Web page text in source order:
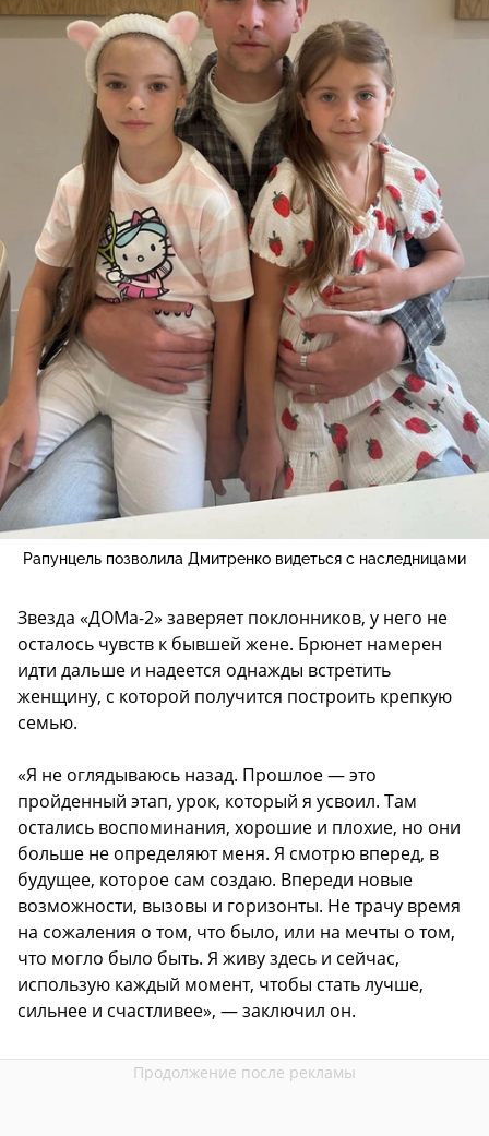
Рапунцель позволила Дмитренко видеться с наследницами
Звезда «ДОМа-2» заверяет поклонников, у него не
осталось чувств к бывшей жене. Брюнет намерен
идти дальше и надеется однажды встретить
женщину, с которой получится построить крепкую
семью.
«Я не оглядываюсь назад. Прошлое — это
пройденный этап, урок, который я усвоил. Там
остались воспоминания, хорошие и плохие, но они
больше не определяют меня. Я смотрю вперед, в
будущее, которое сам создаю. Впереди новые
возможности, вызовы и горизонты. Не трачу время
на сожаления о том, что было, или на мечты о том,
что могло было быть. Я живу здесь и сейчас,
использую каждый момент, чтобы стать лучше,
сильнее и счастливее», — заключил он.